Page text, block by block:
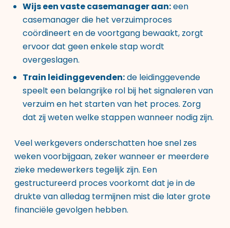
Wijs een vaste casemanager aan:een
casemanager die het verzuimproces
coördineert en de voortgang bewaakt, zorgt
ervoor dat geen enkele stap wordt
overgeslagen.
Train leidinggevenden:de leidinggevende
speelt een belangrijke rol bij het signaleren van
verzuim en het starten van het proces. Zorg
dat zij weten welke stappen wanneer nodig zijn.
Veel werkgevers onderschatten hoe snel zes
weken voorbijgaan, zeker wanneer er meerdere
zieke medewerkers tegelijk zijn. Een
gestructureerd proces voorkomt dat je in de
drukte van alledag termijnen mist die later grote
financiële gevolgen hebben.